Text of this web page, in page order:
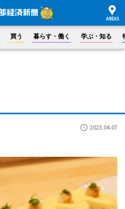
買う 暮らす・働く 学ぶ・知る
2023.04.07